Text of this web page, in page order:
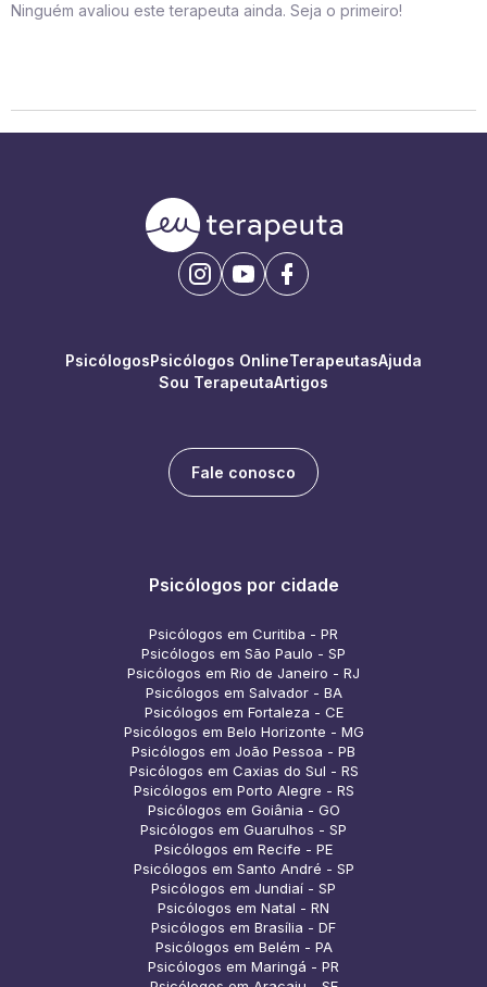
Ninguém avaliou este terapeuta ainda. Seja o primeiro!
PsicólogosPsicólogos OnlineTerapeutasAjuda
Sou TerapeutaArtigos
Fale conosco
Psicólogos por cidade
Psicólogos em Curitiba - PR
Psicólogos em São Paulo - SP
Psicólogos em Rio de Janeiro - RJ
Psicólogos em Salvador - BA
Psicólogos em Fortaleza - CE
Psicólogos em Belo Horizonte - MG
Psicólogos em João Pessoa - PB
Psicólogos em Caxias do Sul - RS
Psicólogos em Porto Alegre - RS
Psicólogos em Goiânia - GO
Psicólogos em Guarulhos - SP
Psicólogos em Recife - PE
Psicólogos em Santo André - SP
Psicólogos em Jundiaí - SP
Psicólogos em Natal - RN
Psicólogos em Brasília - DF
Psicólogos em Belém - PA
Psicólogos em Maringá - PR